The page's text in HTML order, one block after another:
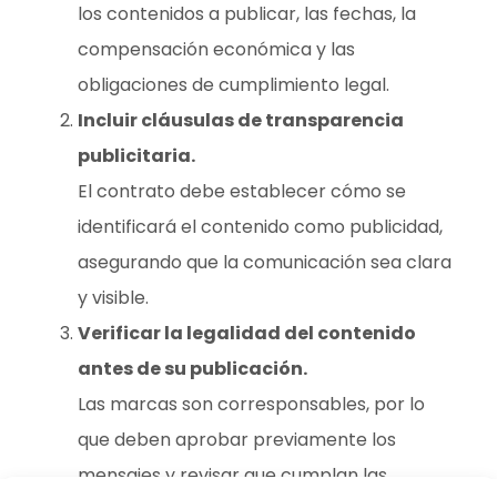
los contenidos a publicar, las fechas, la
compensación económica y las
obligaciones de cumplimiento legal.
Incluir cláusulas de transparencia
publicitaria.
El contrato debe establecer cómo se
identificará el contenido como publicidad,
asegurando que la comunicación sea clara
y visible.
Verificar la legalidad del contenido
antes de su publicación.
Las marcas son corresponsables, por lo
que deben aprobar previamente los